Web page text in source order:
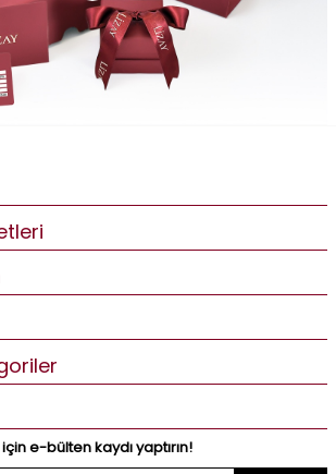
e-bülten kaydı yaptırın!